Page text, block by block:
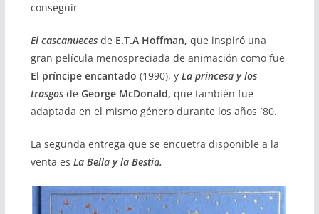
conseguir
El cascanueces de E.T.A Hoffman, que inspiró una
gran película menospreciada de animación como fue
El príncipe encantado (1990), y La princesa y los
trasgos de George McDonald, que también fue
adaptada en el mismo género durante los años ´80.
La segunda entrega que se encuetra disponible a la
venta es La Bella y la Bestia.